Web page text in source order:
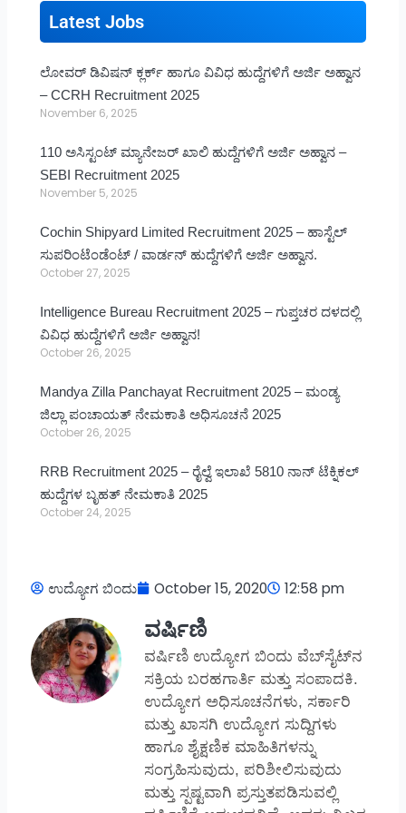
Latest Jobs
ಲೋವರ್ ಡಿವಿಷನ್ ಕ್ಲರ್ಕ್ ಹಾಗೂ ವಿವಿಧ ಹುದ್ದೆಗಳಿಗೆ ಅರ್ಜಿ ಅಹ್ವಾನ
– CCRH Recruitment 2025
November 6, 2025
110 ಅಸಿಸ್ಟಂಟ್ ಮ್ಯಾನೇಜರ್ ಖಾಲಿ ಹುದ್ದೆಗಳಿಗೆ ಅರ್ಜಿ ಅಹ್ವಾನ –
SEBI Recruitment 2025
November 5, 2025
Cochin Shipyard Limited Recruitment 2025 – ಹಾಸ್ಟೆಲ್
ಸುಪರಿಂಟೆಂಡೆಂಟ್ / ವಾರ್ಡನ್ ಹುದ್ದೆಗಳಿಗೆ ಅರ್ಜಿ ಅಹ್ವಾನ.
October 27, 2025
Intelligence Bureau Recruitment 2025 – ಗುಪ್ತಚರ ದಳದಲ್ಲಿ
ವಿವಿಧ ಹುದ್ದೆಗಳಿಗೆ ಅರ್ಜಿ ಅಹ್ವಾನ!
October 26, 2025
Mandya Zilla Panchayat Recruitment 2025 – ಮಂಡ್ಯ
ಜಿಲ್ಲಾ ಪಂಚಾಯತ್ ನೇಮಕಾತಿ ಅಧಿಸೂಚನೆ 2025
October 26, 2025
RRB Recruitment 2025 – ರೈಲ್ವೆ ಇಲಾಖೆ 5810 ನಾನ್ ಟೆಕ್ನಿಕಲ್
ಹುದ್ದೆಗಳ ಬೃಹತ್ ನೇಮಕಾತಿ 2025
October 24, 2025
ಉದ್ಯೋಗ ಬಿಂದು October 15, 2020 12:58 pm
ವರ್ಷಿಣಿ
ವರ್ಷಿಣಿ ಉದ್ಯೋಗ ಬಿಂದು ವೆಬ್‌ಸೈಟ್‌ನ
ಸಕ್ರಿಯ ಬರಹಗಾರ್ತಿ ಮತ್ತು ಸಂಪಾದಕಿ.
ಉದ್ಯೋಗ ಅಧಿಸೂಚನೆಗಳು, ಸರ್ಕಾರಿ
ಮತ್ತು ಖಾಸಗಿ ಉದ್ಯೋಗ ಸುದ್ದಿಗಳು
ಹಾಗೂ ಶೈಕ್ಷಣಿಕ ಮಾಹಿತಿಗಳನ್ನು
ಸಂಗ್ರಹಿಸುವುದು, ಪರಿಶೀಲಿಸುವುದು
ಮತ್ತು ಸ್ಪಷ್ಟವಾಗಿ ಪ್ರಸ್ತುತಪಡಿಸುವಲ್ಲಿ